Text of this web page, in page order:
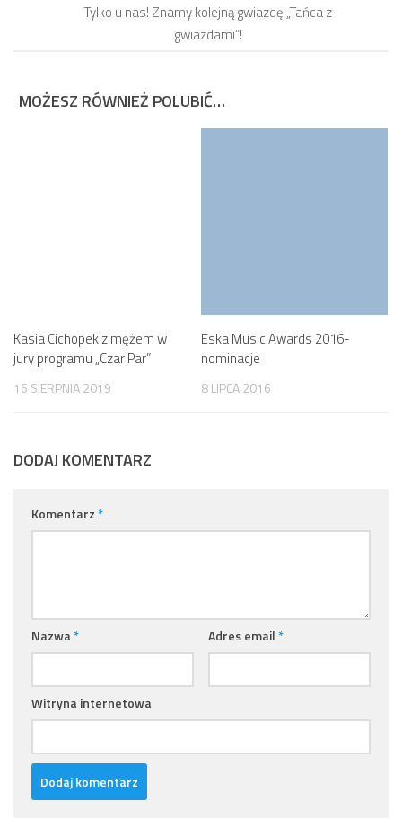
Tylko u nas! Znamy kolejną gwiazdę „Tańca z
gwiazdami”!
MOŻESZ RÓWNIEŻ POLUBIĆ…
Kasia Cichopek z mężem w
jury programu „Czar Par”
16 SIERPNIA 2019
Eska Music Awards 2016-
nominacje
8 LIPCA 2016
DODAJ KOMENTARZ
Komentarz*
Nazwa* Adres email*
Witryna internetowa